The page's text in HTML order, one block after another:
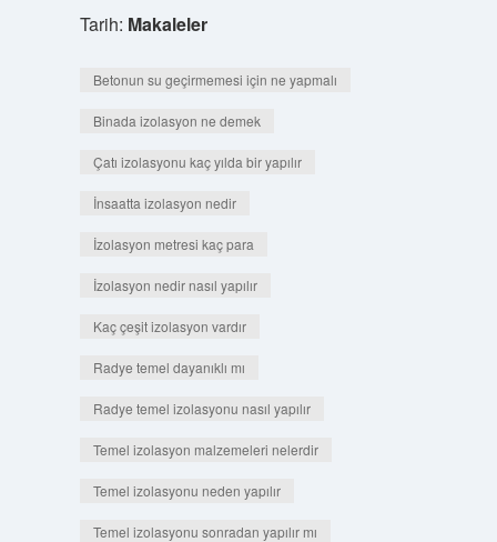
Tarih: Makaleler
Betonun su geçirmemesi için ne yapmalı
Binada izolasyon ne demek
Çatı izolasyonu kaç yılda bir yapılır
İnsaatta izolasyon nedir
İzolasyon metresi kaç para
İzolasyon nedir nasıl yapılır
Kaç çeşit izolasyon vardır
Radye temel dayanıklı mı
Radye temel izolasyonu nasıl yapılır
Temel izolasyon malzemeleri nelerdir
Temel izolasyonu neden yapılır
Temel izolasyonu sonradan yapılır mı